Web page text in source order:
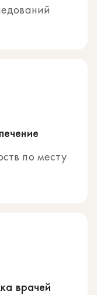
по месту
врачей